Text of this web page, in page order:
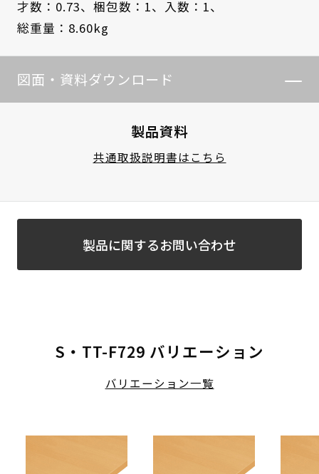
才数：0.73、 梱包数：1、
入数：1、
総重量：8.60kg
図面・資料ダウンロード
製品資料
共通取扱説明書はこちら
製品に関するお問い合わせ
S・TT-F729 バリエーション
バリエーション一覧